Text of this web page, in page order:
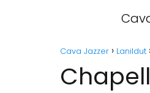
Cava Jazzer Lanildut